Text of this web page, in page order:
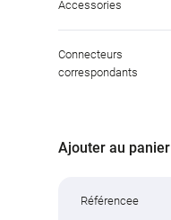
Accessories
Connecteurs
correspondants
Ajouter au panier
Référencee